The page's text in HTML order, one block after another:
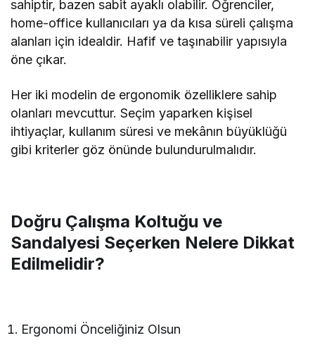
sahiptir, bazen sabit ayaklı olabilir. Öğrenciler,
home-office kullanıcıları ya da kısa süreli çalışma
alanları için idealdir. Hafif ve taşınabilir yapısıyla
öne çıkar.
Her iki modelin de ergonomik özelliklere sahip
olanları mevcuttur. Seçim yaparken kişisel
ihtiyaçlar, kullanım süresi ve mekânın büyüklüğü
gibi kriterler göz önünde bulundurulmalıdır.
Doğru Çalışma Koltuğu ve
Sandalyesi Seçerken Nelere Dikkat
Edilmelidir?
Ergonomi Önceliğiniz Olsun